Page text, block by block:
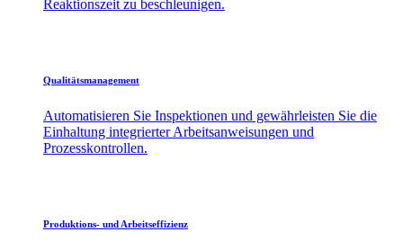
Reaktionszeit zu beschleunigen.
Qualitätsmanagement
Automatisieren Sie Inspektionen und gewährleisten Sie die
Einhaltung integrierter Arbeitsanweisungen und
Prozesskontrollen.
Produktions- und Arbeitseffizienz